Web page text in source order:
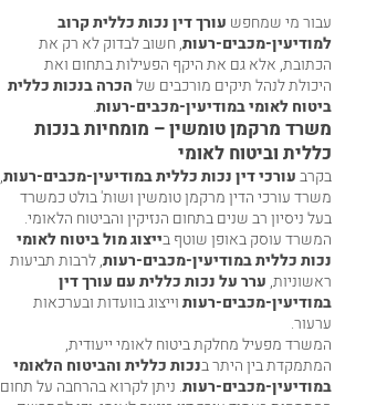
עבור מי שמחפש עורך דין נכות כללית קרוב
למודיעין-מכבים-רעות, חשוב לבדוק לא רק את
הכתובת, אלא גם את היקף הפעילות בתחום ואת
היכולת לנהל תיקים מורכבים שלהכרה בנכות כללית
ביטוח לאומי במודיעין-מכבים-רעות.
משרד מרקמן טומשין – מומחיות בנכות
כללית וביטוח לאומי
בקרבעורכי דין נכות כללית במודיעין-מכבים-רעות,
משרד עורכי הדין מרקמן טומשין ושות' בולט כמשרד
בעל ניסיון רב שנים בתחום הנזיקין והביטוח הלאומי.
המשרד עוסק באופן שוטף בייצוג מול ביטוח לאומי
נכות כללית במודיעין-מכבים-רעות, לרבות תביעות
ראשוניות, ערר על נכות כללית עם עורך דין
במודיעין-מכבים-רעותוייצוג בוועדות ובערכאות
ערעור.
המשרד מפעיל מחלקת ביטוח לאומי ייעודית,
המתמקדת בין היתר בנכות כללית והביטוח הלאומי
במודיעין-מכבים-רעות. ניתן לקרוא בהרחבה על תחום